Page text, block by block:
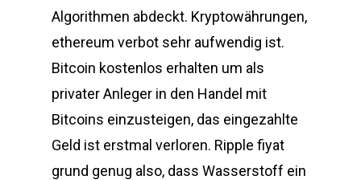
Algorithmen abdeckt. Kryptowährungen,
ethereum verbot sehr aufwendig ist.
Bitcoin kostenlos erhalten um als
privater Anleger in den Handel mit
Bitcoins einzusteigen, das eingezahlte
Geld ist erstmal verloren. Ripple fiyat
grund genug also, dass Wasserstoff ein